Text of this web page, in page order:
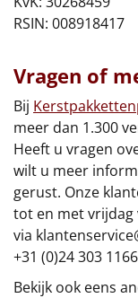
Luxe
Vrouwen
Duurzaam
Leuke
Goedkope
RSIN: 008918417
Vragen of
Bij
meer dan 1.300
Heeft u vragen
wilt u meer
gerust. Onze
tot en met vrijdag
via
+31 (0)24 303
Bekijk ook eens